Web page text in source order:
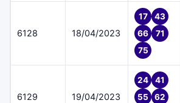
6128 18/04/2023
17
43
66
71
75
6129 19/04/2023
24
41
55
62